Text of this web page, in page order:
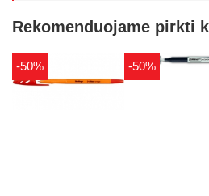
Rekomenduojame pirkti
-50% -50%